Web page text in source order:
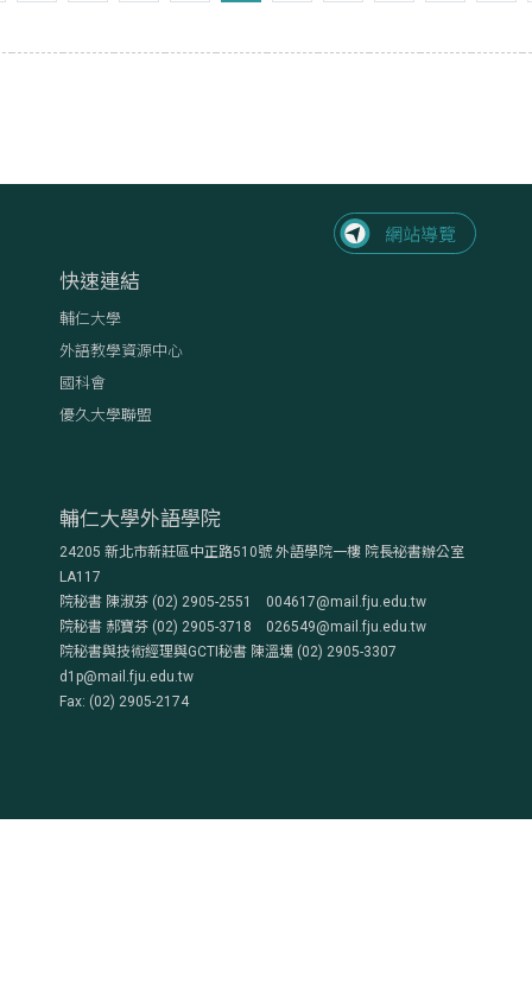
快速連結
輔仁大學
外語教學資源中心
國科會
優久大學聯盟
輔仁大學外語學院
24205 新北市新莊區中正路510號 外語學院一樓 院長祕書辦公室
LA117
院秘書 陳淑芬 (02) 2905-2551 004617@mail.fju.edu.tw
院秘書 郝寶芬 (02) 2905-3718 026549@mail.fju.edu.tw
院秘書與技術經理與GCTI秘書 陳溫壎 (02) 2905-3307
d1p@mail.fju.edu.tw
Fax: (02) 2905-2174